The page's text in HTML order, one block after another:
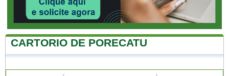
CARTORIO DE PORECATU